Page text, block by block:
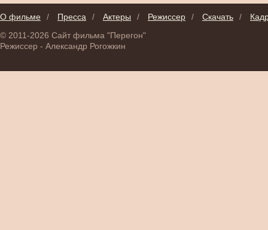
О фильме / Пресса / Актеры / Режиссер / Скачать /
© 2011-2026 Сайт фильма "Перегон"
Режиссер - Александр Рогожкин